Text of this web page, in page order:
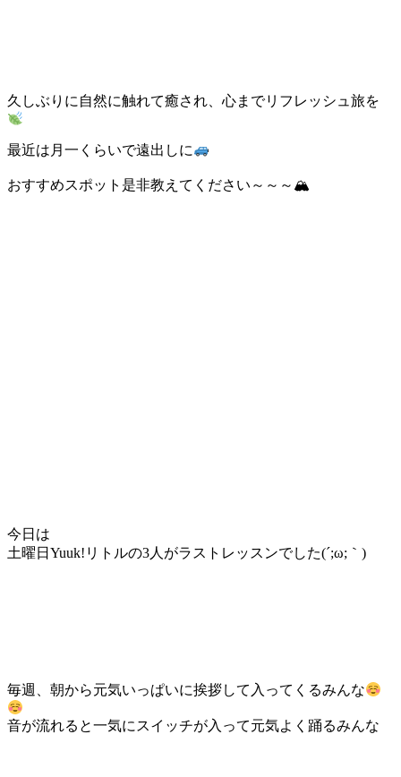
久しぶりに自然に触れて癒され、心までリフレッシュ旅を
最近は月一くらいで遠出しに
おすすめスポット是非教えてください～～～🏔
今日は
土曜日Yuuk!リトルの3人がラストレッスンでした(´;ω;｀)
毎週、朝から元気いっぱいに挨拶して入ってくるみんな
音が流れると一気にスイッチが入って元気よく踊るみんな